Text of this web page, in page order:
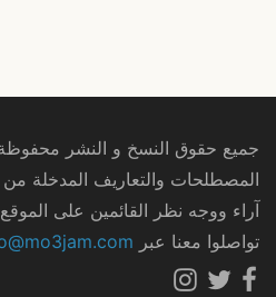
جميع حقوق النسخ و النشر محفوظة ©
المصطلحات والتعاريف المدخلة
آراء ووجه نظر القائمين على الموقع
تواصلوا معنا عبر